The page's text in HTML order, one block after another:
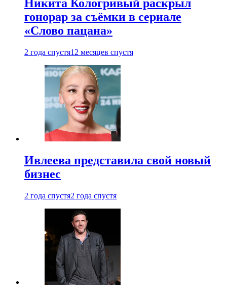
Никита Кологривый раскрыл
гонорар за съёмки в сериале
«Слово пацана»
2 года спустя12 месяцев спустя
Ивлеева представила свой новый
бизнес
2 года спустя2 года спустя